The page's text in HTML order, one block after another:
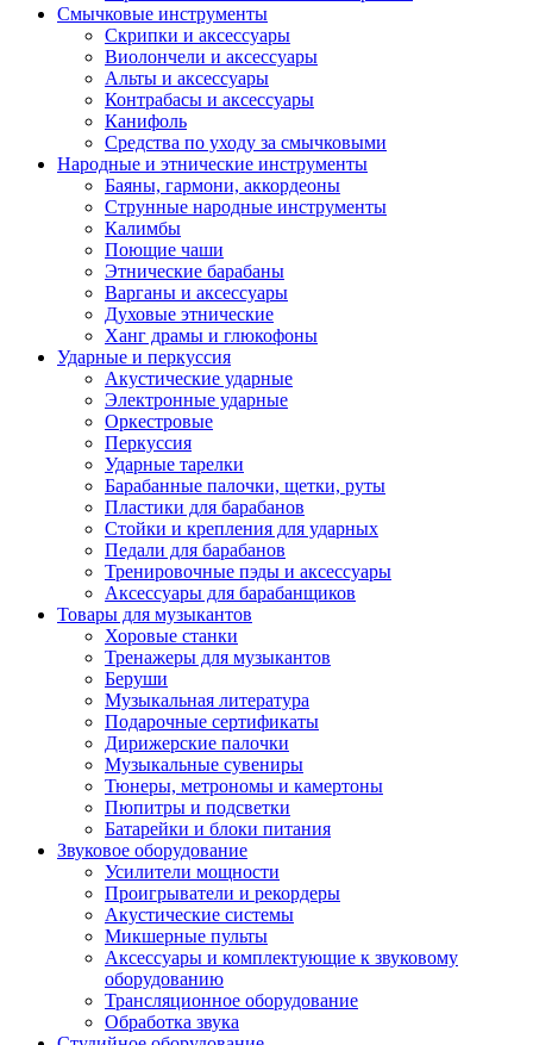
Смычковые инструменты
Скрипки и аксессуары
Виолончели и аксессуары
Альты и аксессуары
Контрабасы и аксессуары
Канифоль
Средства по уходу за смычковыми
Народные и этнические инструменты
Баяны, гармони, аккордеоны
Струнные народные инструменты
Калимбы
Поющие чаши
Этнические барабаны
Варганы и аксессуары
Духовые этнические
Ханг драмы и глюкофоны
Ударные и перкуссия
Акустические ударные
Электронные ударные
Оркестровые
Перкуссия
Ударные тарелки
Барабанные палочки, щетки, руты
Пластики для барабанов
Стойки и крепления для ударных
Педали для барабанов
Тренировочные пэды и аксессуары
Аксессуары для барабанщиков
Товары для музыкантов
Хоровые станки
Тренажеры для музыкантов
Беруши
Музыкальная литература
Подарочные сертификаты
Дирижерские палочки
Музыкальные сувениры
Тюнеры, метрономы и камертоны
Пюпитры и подсветки
Батарейки и блоки питания
Звуковое оборудование
Усилители мощности
Проигрыватели и рекордеры
Акустические системы
Микшерные пульты
Аксессуары и комплектующие к звуковому
оборудованию
Трансляционное оборудование
Обработка звука